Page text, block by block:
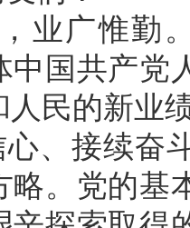
业广惟勤
中国共产党
人民的新业
、接续奋
略。党的基